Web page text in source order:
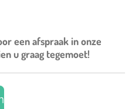
een afspraak in onze
u graag tegemoet!